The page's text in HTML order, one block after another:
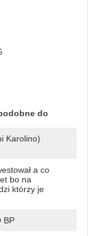
do
Karolino)
a co
bo na
którzy je
BP